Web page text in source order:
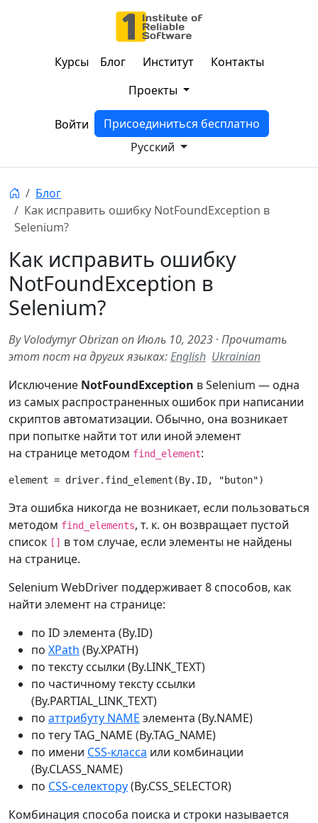
Курсы Блог Институт
Контакты
Проекты
Войти
Присоединиться бесплатно
Русский
Блог
Как исправить ошибку NotFoundException в
Selenium?
Как исправить ошибку
NotFoundException в
Selenium?
By Volodymyr Obrizan on Июль 10, 2023 · Прочитать
этот пост на других языках:English Ukrainian
Исключение NotFoundException в Selenium — одна
из самых распространенных ошибок при написании
скриптов автоматизации. Обычно, она возникает
при попытке найти тот или иной элемент
на странице методом find_element:
element = driver. find_element (By. ID, "buton")
Эта ошибка никогда не возникает, если пользоваться
методом find_elements, т. к. он возвращает пустой
список [] в том случае, если элементы не найдены
на странице.
Selenium WebDriver поддерживает 8 способов, как
найти элемент на странице:
по ID элемента (By.ID)
по XPath (By.XPATH)
по тексту ссылки (By.LINK_TEXT)
по частичному тексту ссылки
(By.PARTIAL_LINK_TEXT)
по аттрибуту NAME элемента (By.NAME)
по тегу TAG_NAME (By.TAG_NAME)
по имени CSS-класса или комбинации
(By.CLASS_NAME)
по CSS-селектору(By.CSS_SELECTOR)
Комбинация способа поиска и строки называется